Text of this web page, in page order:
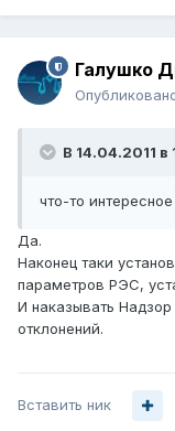
Галушко
В 14.04.2011 в
что-то
Да.
Наконец таки
параметров РЭС,
И наказывать
отклонений.
Вставить ник